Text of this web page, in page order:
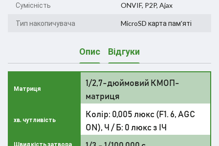
Сумісність ONVIF, P2P, Ajax
Тип накопичувача MicroSD карта пам'яті
Опис Відгуки
Матриця
1/2,7-дюймовий КМОП-
матриця
хв. чутливість
Колір: 0,005 люкс (F1. 6, AGC
ON), Ч / Б: 0 люкс з ІЧ
Швидкість затвора